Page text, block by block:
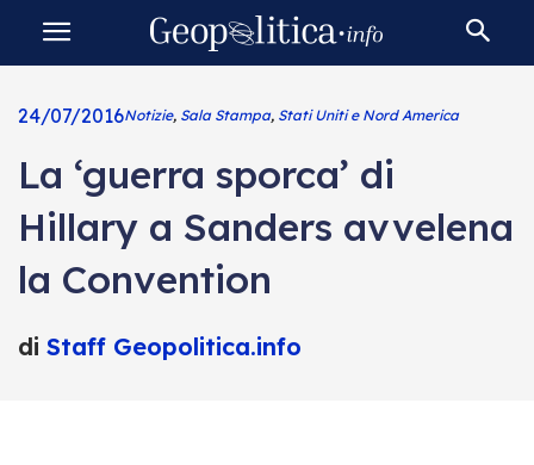
24/07/2016Notizie, Sala Stampa, Stati Uniti e Nord America
La ‘guerra sporca’ di
Hillary a Sanders avvelena
la Convention
di Staff Geopolitica.info